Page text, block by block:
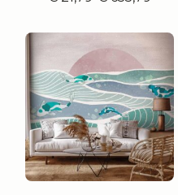
Prijsklasse:
tot
€ 655,79